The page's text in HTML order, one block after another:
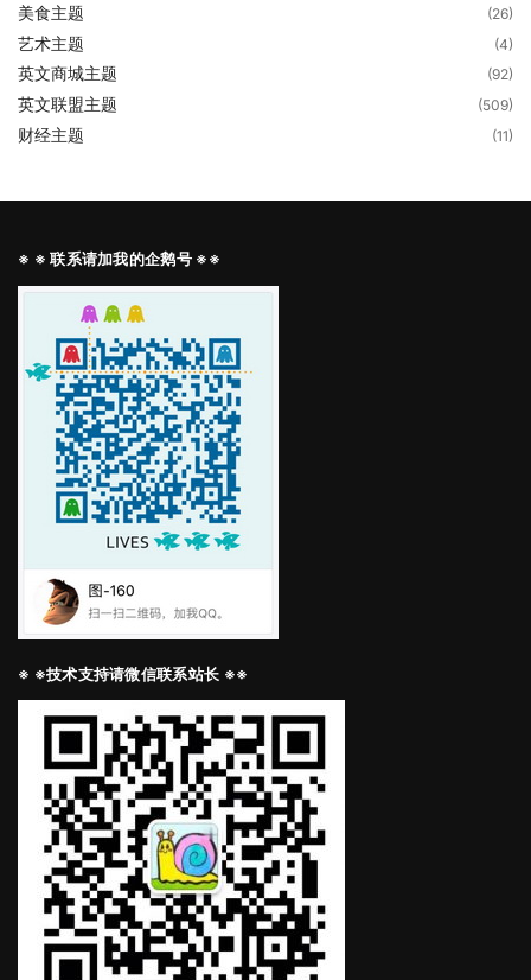
美食主题 (26)
艺术主题 (4)
英文商城主题 (92)
英文联盟主题 (509)
财经主题 (11)
※ ※ 联系请加我的企鹅号 ※※
※ ※技术支持请微信联系站长 ※※